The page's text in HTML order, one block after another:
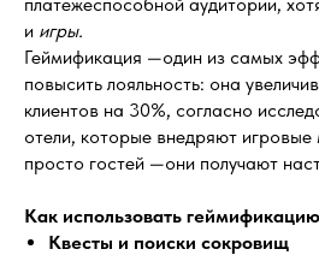
и игры.
Геймификация —один из самых
повысить лояльность: она
клиентов на 30%, согласно
отели, которые внедряют игровые
просто гостей —они получают
Как использовать
Квесты и поиски сокровищ